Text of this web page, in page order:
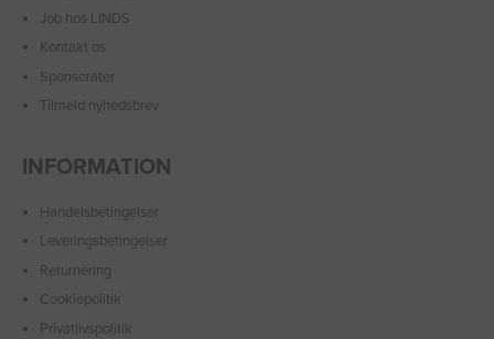
Job hos LINDS
Kontakt os
Sponsorater
Tilmeld nyhedsbrev
INFORMATION
Handelsbetingelser
Leveringsbetingelser
Returnering
Cookiepolitik
Privatlivspolitik